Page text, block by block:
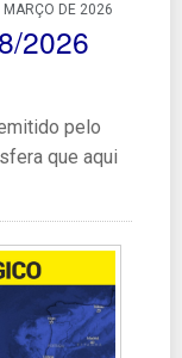
MARÇO DE 2026
2026
pelo
que aqui